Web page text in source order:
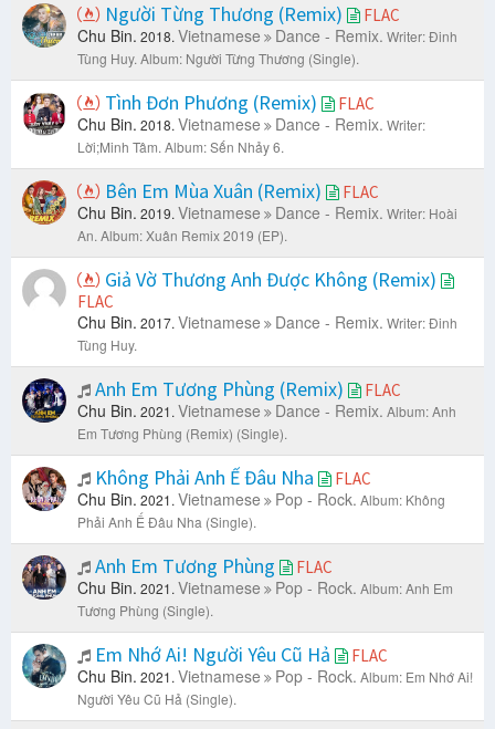
Người Từng Thương (Remix) FLAC
Chu Bin. 2018. Vietnamese Dance - Remix. Writer: Đinh
Tùng Huy. Album: Người Từng Thương (Single).
Tình Đơn Phương (Remix) FLAC
Chu Bin. 2018. Vietnamese Dance - Remix. Writer:
Lời;Minh Tâm. Album: Sến Nhảy 6.
Bên Em Mùa Xuân (Remix) FLAC
Chu Bin. 2019. Vietnamese Dance - Remix. Writer: Hoài
An. Album: Xuân Remix 2019 (EP).
Giả Vờ Thương Anh Được Không (Remix)
FLAC
Chu Bin. 2017. Vietnamese Dance - Remix. Writer: Đinh
Tùng Huy.
Anh Em Tương Phùng (Remix) FLAC
Chu Bin. 2021. Vietnamese Dance - Remix. Album: Anh
Em Tương Phùng (Remix) (Single).
Không Phải Anh Ế Đâu Nha FLAC
Chu Bin. 2021. Vietnamese Pop - Rock. Album: Không
Phải Anh Ế Đâu Nha (Single).
Anh Em Tương Phùng FLAC
Chu Bin. 2021. Vietnamese Pop - Rock. Album: Anh Em
Tương Phùng (Single).
Em Nhớ Ai! Người Yêu Cũ Hả FLAC
Chu Bin. 2021. Vietnamese Pop - Rock. Album: Em Nhớ Ai!
Người Yêu Cũ Hả (Single).